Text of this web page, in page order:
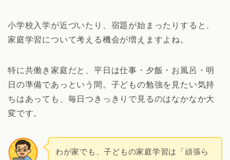
小学校入学が近づいたり、宿題が始まったりすると、
家庭学習について考える機会が増えますよね。
特に共働き家庭だと、平日は仕事・夕飯・お風呂・明
日の準備であっという間。子どもの勉強を見たい気持
ちはあっても、毎日つきっきりで見るのはなかなか大
変です。
わが家でも、子どもの家庭学習は「頑張ら